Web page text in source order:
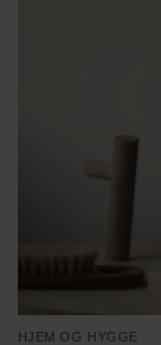
HJEM OG HYGGE